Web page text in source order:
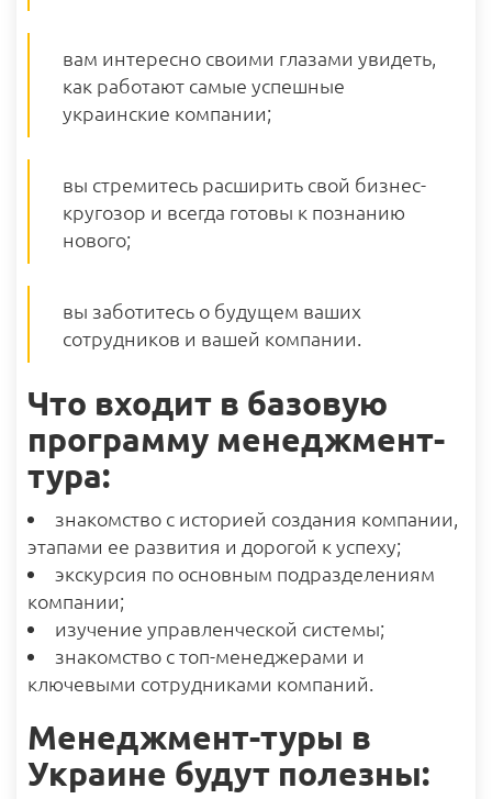
вам интересно своими глазами увидеть,
как работают самые успешные
украинские компании;
вы стремитесь расширить свой бизнес-
кругозор и всегда готовы к познанию
нового;
вы заботитесь о будущем ваших
сотрудников и вашей компании.
Что входит в базовую
программу менеджмент-
тура:
знакомство с историей создания компании,
этапами ее развития и дорогой к успеху;
экскурсия по основным подразделениям
компании;
изучение управленческой системы;
знакомство с топ-менеджерами и
ключевыми сотрудниками компаний.
Менеджмент-туры в
Украине будут полезны: